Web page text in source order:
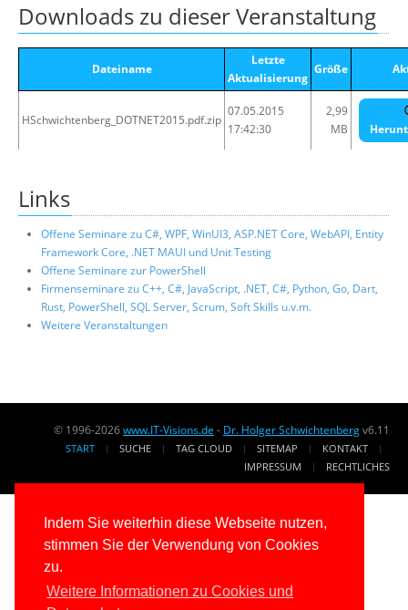
Indem Sie weiterhin diese Webseite nutzen,
stimmen Sie der Verwendung von Cookies
zu.
Weitere Informationen zu Cookies und
Downloads zu dieser Veranstaltung
Dateiname
Letzte
Aktualisierung
Größe
HSchwichtenberg_DOTNET2015.pdf.zip
07.05.2015
17:42:30
2,99
MB
Links
Offene Seminare zu C#, WPF, WinUI3, ASP.NET Core, WebAPI, Entity
Framework Core, .NET MAUI und Unit Testing
Offene Seminare zur PowerShell
Firmenseminare zu C++, C#, JavaScript, .NET, C#, Python, Go, Dart,
Rust, PowerShell, SQL Server, Scrum, Soft Skills u.v.m.
Weitere Veranstaltungen
© 1996-2026www.IT-Visions.de - Dr. Holger Schwichtenbergv6.11
START SUCHE TAG CLOUD SITEMAP
KONTAKT
IMPRESSUM
RECHTLICHES